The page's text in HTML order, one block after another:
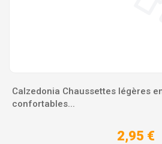
Calzedonia Chaussettes légères
confortables...
2,95 €